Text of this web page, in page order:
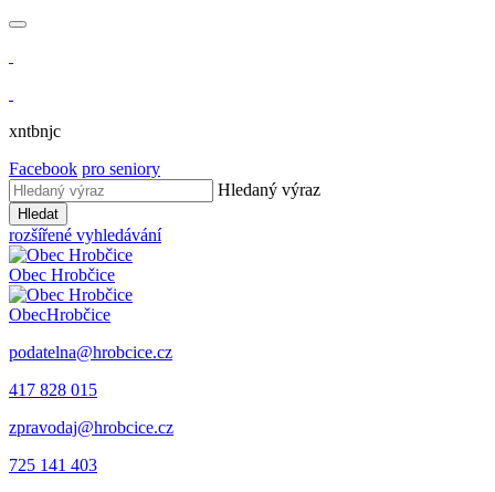
xntbnjc
Facebook pro seniory
Hledaný výraz
Hledat
rozšířené vyhledávání
Obec Hrobčice
ObecHrobčice
podatelna@hrobcice.cz
417 828 015
zpravodaj@hrobcice.cz
725 141 403